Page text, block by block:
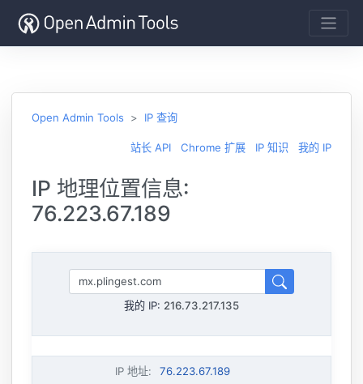
Open Admin Tools IP 查询
站长 API Chrome 扩展 IP 知识 我的 IP
IP 地理位置信息:
76.223.67.189
我的 IP: 216.73.217.135
IP 地址:
76.223.67.189